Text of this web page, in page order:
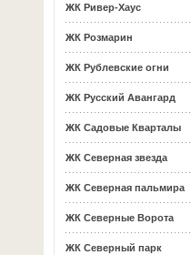
ЖК Ривер-Хаус
ЖК Розмарин
ЖК Рублевские огни
ЖК Русский Авангард
ЖК Садовые Кварталы
ЖК Северная звезда
ЖК Северная пальмира
ЖК Северные Ворота
ЖК Северный парк